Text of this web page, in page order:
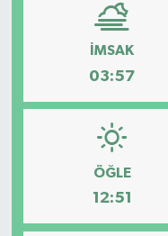
İMSAK
03:57
ÖĞLE
12:51
YAŞAM